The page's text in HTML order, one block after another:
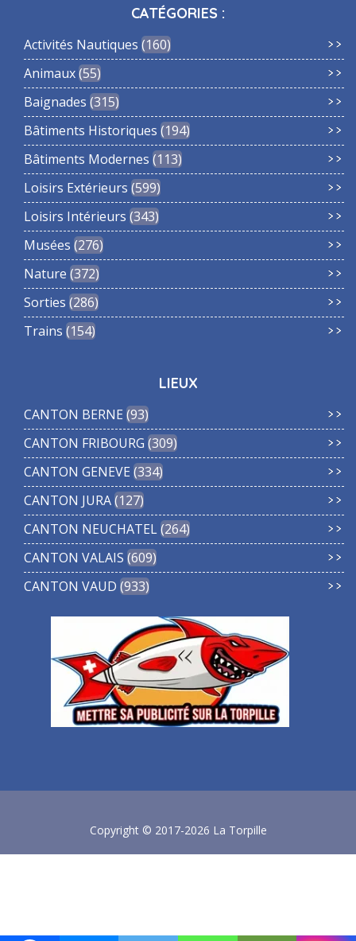
CATÉGORIES :
Activités Nautiques 160
Animaux 55
Baignades 315
Bâtiments Historiques 194
Bâtiments Modernes 113
Loisirs Extérieurs 599
Loisirs Intérieurs 343
Musées 276
Nature 372
Sorties 286
Trains 154
LIEUX
CANTON BERNE 93
CANTON FRIBOURG 309
CANTON GENEVE 334
CANTON JURA 127
CANTON NEUCHATEL 264
CANTON VALAIS 609
CANTON VAUD 933
Copyright © 2017-2026 La Torpille